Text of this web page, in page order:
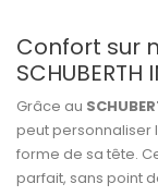
Confort sur
SCHUBERTH
Grâce au
peut personnaliser
forme de sa tête.
parfait, sans point